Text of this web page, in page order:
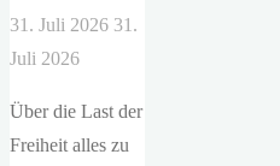
31. Juli 2026 31.
Juli 2026
Über die Last der
Freiheit alles zu